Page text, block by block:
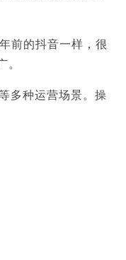
前的抖音一样，很
。
多种运营场景。操